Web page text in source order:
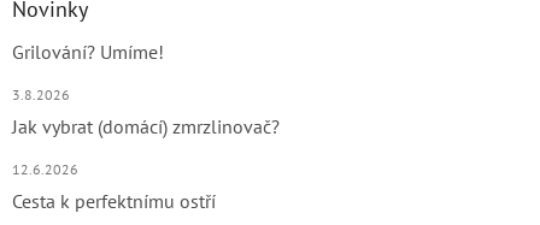
Novinky
Grilování? Umíme!
3.8.2026
Jak vybrat (domácí) zmrzlinovač?
12.6.2026
Cesta k perfektnímu ostří